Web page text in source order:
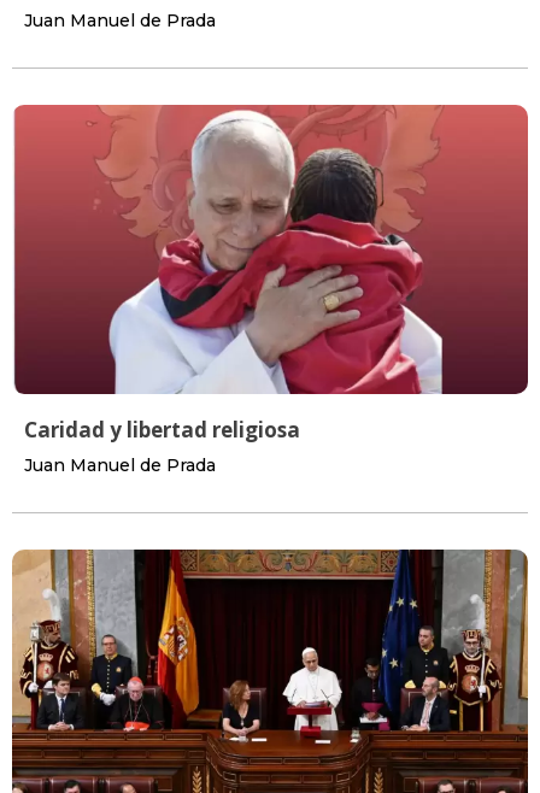
Juan Manuel de Prada
Caridad y libertad religiosa
Juan Manuel de Prada